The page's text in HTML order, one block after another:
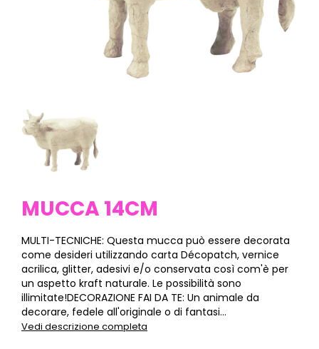
MUCCA 14CM
MULTI-TECNICHE: Questa mucca può essere decorata
come desideri utilizzando carta Décopatch, vernice
acrilica, glitter, adesivi e/o conservata così com'è per
un aspetto kraft naturale. Le possibilità sono
illimitate!DECORAZIONE FAI DA TE: Un animale da
decorare, fedele all'originale o di fantasi...
Vedi descrizione completa